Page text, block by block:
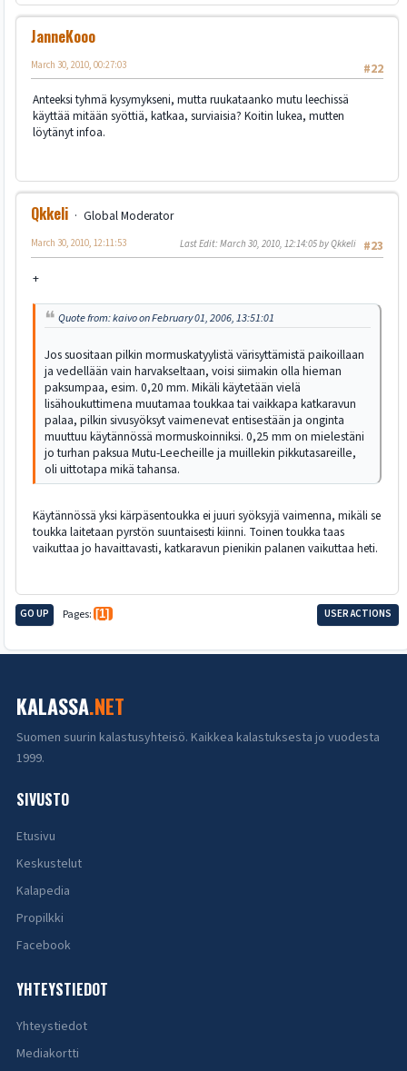
JanneKooo
#22
March 30, 2010, 00:27:03
Anteeksi tyhmä kysymykseni, mutta ruukataanko mutu leechissä
käyttää mitään syöttiä, katkaa, surviaisia? Koitin lukea, mutten
löytänyt infoa.
Qkkeli
Global Moderator
#23
March 30, 2010, 12:11:53 Last Edit: March 30, 2010, 12:14:05 by Qkkeli
+
Quote from: kaivo on February 01, 2006, 13:51:01
Jos suositaan pilkin mormuskatyylistä värisyttämistä paikoillaan
ja vedellään vain harvakseltaan, voisi siimakin olla hieman
paksumpaa, esim. 0,20 mm. Mikäli käytetään vielä
lisähoukuttimena muutamaa toukkaa tai vaikkapa katkaravun
palaa, pilkin sivusyöksyt vaimenevat entisestään ja onginta
muuttuu käytännössä mormuskoinniksi. 0,25 mm on mielestäni
jo turhan paksua Mutu-Leecheille ja muillekin pikkutasareille,
oli uittotapa mikä tahansa.
Käytännössä yksi kärpäsentoukka ei juuri syöksyjä vaimenna, mikäli se
toukka laitetaan pyrstön suuntaisesti kiinni. Toinen toukka taas
vaikuttaa jo havaittavasti, katkaravun pienikin palanen vaikuttaa heti.
GO UP Pages 1 USER ACTIONS
KALASSA.NET
Suomen suurin kalastusyhteisö. Kaikkea kalastuksesta jo vuodesta
1999.
SIVUSTO
Etusivu
Keskustelut
Kalapedia
Propilkki
Facebook
YHTEYSTIEDOT
Yhteystiedot
Mediakortti